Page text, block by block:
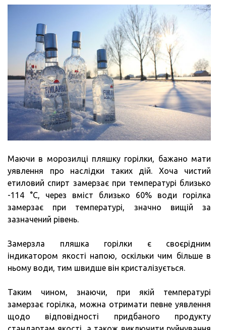
Маючи в морозилці пляшку горілки, бажано мати
уявлення про наслідки таких дій. Хоча чистий
етиловий спирт замерзає при температурі близько
-114 °C, через вміст близько 60% води горілка
замерзає при температурі, значно вищій за
зазначений рівень.
Замерзла пляшка горілки є своєрідним
індикатором якості напою, оскільки чим більше в
ньому води, тим швидше він кристалізується.
Таким чином, знаючи, при якій температурі
замерзає горілка, можна отримати певне уявлення
щодо відповідності придбаного продукту